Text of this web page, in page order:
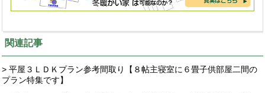
関連記事
> 平屋３ＬＤＫプラン参考間取り【８帖主寝室に６畳子供部屋二間の
プラン特集です】